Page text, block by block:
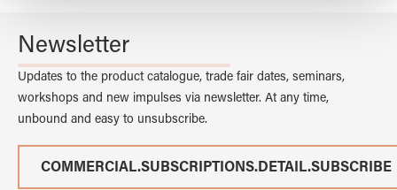
Newsletter
Updates to the product catalogue, trade fair dates, seminars,
workshops and new impulses via newsletter. At any time,
unbound and easy to unsubscribe.
COMMERCIAL.SUBSCRIPTIONS.DETAIL.SUBSCRIBE